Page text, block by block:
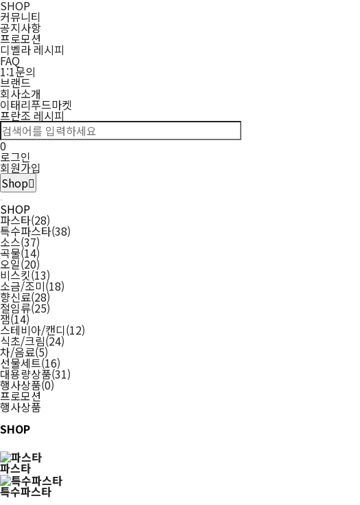
선
물
세
트
상
품
리
스
트
SHOP
커뮤니티
공지사항
프로모션
디벨라 레시피
FAQ
1:1문의
브랜드
회사소개
이태리푸드마켓
프란조 레시피
검
색
검
색
어
장
바
구
니
0
배
송
조
회
마
이
페
이
지
로그인
회원가입
Shop
닫
기
SHOP
파스타(28)
특수파스타(38)
소스(37)
곡물(14)
오일(20)
비스킷(13)
소금/조미(18)
향신료(28)
절임류(25)
잼(14)
스테비아/캔디(12)
식초/크림(24)
차/음료(5)
선물세트(16)
대용량상품(31)
행사상품(0)
프로모션
행사상품
SNS
목
록
보
기
디
벨
라
유
튜
브
디
벨
라
페
이
스
북
디
벨
라
인
스
타
그
램
SHOP
메
인
으
로
현
재
상
품
분
류
와
관
련
된
분
류
파스타
특수파스타
팩
스
메
일
주
소
유
튜
브
페
이
스
북
인
스
타
그
램